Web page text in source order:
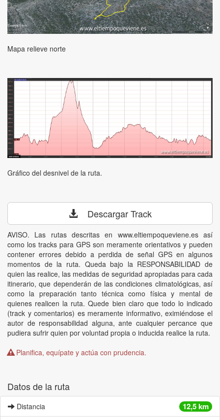
Mapa relieve norte
Gráfico del desnivel de la ruta.
Descargar Track
AVISO. Las rutas descritas en www.eltiempoqueviene.es así
como los tracks para GPS son meramente orientativos y pueden
contener errores debido a perdida de señal GPS en algunos
momentos de la ruta. Queda bajo la RESPONSABILIDAD de
quien las realice, las medidas de seguridad apropiadas para cada
itinerario, que dependerán de las condiciones climatológicas, así
como la preparación tanto técnica como física y mental de
quienes realicen la ruta. Quede bien claro que todo lo indicado
(track y comentarios) es meramente informativo, eximiéndose el
autor de responsabilidad alguna, ante cualquier percance que
pudiera sufrir quien por voluntad propia o inducida realice la ruta.
Planifica, equípate y actúa con prudencia.
Datos de la ruta
Distancia 12,5 km